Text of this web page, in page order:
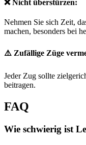
❌ Nicht überstürzen:
Nehmen Sie sich Zeit,
machen, besonders bei
⚠️ Zufällige Züge
Jeder Zug sollte
beitragen.
FAQ
Wie schwierig ist